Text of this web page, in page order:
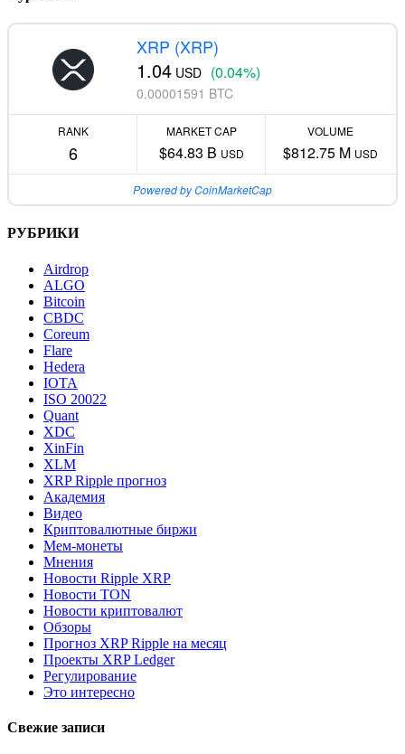
XRP (XRP)
1.04 USD (0.04%)
0.00001591 BTC
RANK
6
MARKET CAP
$64.83 B USD
VOLUME
$812.75 M USD
Powered by CoinMarketCap
РУБРИКИ
Airdrop
ALGO
Bitcoin
CBDC
Coreum
Flare
Hedera
IOTA
ISO 20022
Quant
XDC
XinFin
XLM
XRP Ripple прогноз
Академия
Видео
Криптовалютные биржи
Мем-монеты
Мнения
Новости Ripple XRP
Новости TON
Новости криптовалют
Обзоры
Прогноз XRP Ripple на месяц
Проекты XRP Ledger
Регулирование
Это интересно
Свежие записи